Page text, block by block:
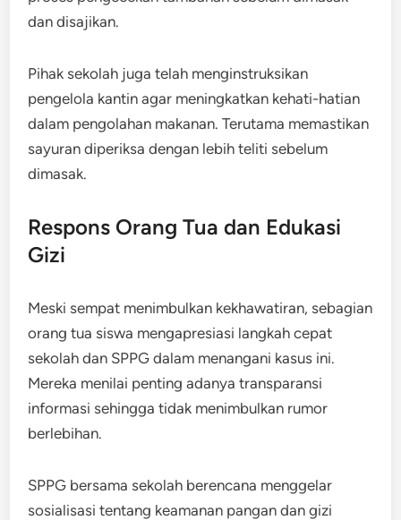
dan disajikan.
Pihak sekolah juga telah menginstruksikan
pengelola kantin agar meningkatkan kehati-hatian
dalam pengolahan makanan. Terutama memastikan
sayuran diperiksa dengan lebih teliti sebelum
dimasak.
Respons Orang Tua dan Edukasi
Gizi
Meski sempat menimbulkan kekhawatiran, sebagian
orang tua siswa mengapresiasi langkah cepat
sekolah dan SPPG dalam menangani kasus ini.
Mereka menilai penting adanya transparansi
informasi sehingga tidak menimbulkan rumor
berlebihan.
SPPG bersama sekolah berencana menggelar
sosialisasi tentang keamanan pangan dan gizi